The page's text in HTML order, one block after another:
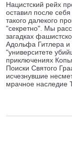
Нацистский рейх
оставил после
такого далекого
"секретно". Мы
загадках
Адольфа Гитлера и
"университете
приключениях
Поиски Святого
исчезнувшие
мрачное наследие